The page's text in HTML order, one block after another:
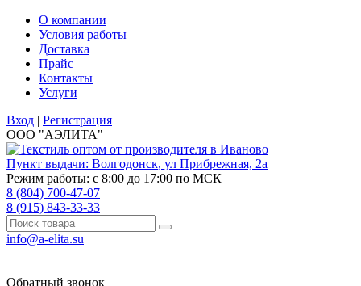
О компании
Условия работы
Доставка
Прайс
Контакты
Услуги
Вход | Регистрация
ООО "АЭЛИТА"
Пункт выдачи: Волгодонск, ул Прибрежная, 2а
Режим работы: с 8:00 до 17:00 по МСК
8 (804) 700-47-07
8 (915) 843-33-33
info@a-elita.su
Обратный звонок